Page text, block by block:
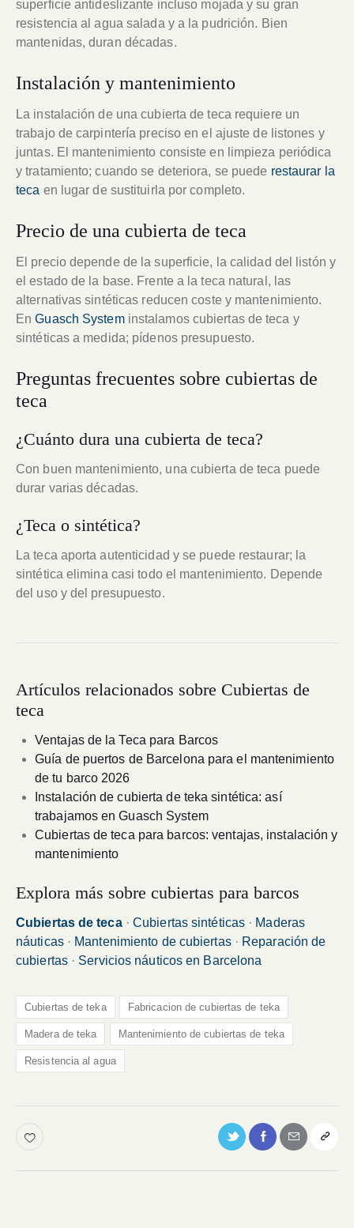
superficie antideslizante incluso mojada y su gran
resistencia al agua salada y a la pudrición. Bien
mantenidas, duran décadas.
Instalación y mantenimiento
La instalación de una cubierta de teca requiere un
trabajo de carpintería preciso en el ajuste de listones y
juntas. El mantenimiento consiste en limpieza periódica
y tratamiento; cuando se deteriora, se puede restaurar la
teca en lugar de sustituirla por completo.
Precio de una cubierta de teca
El precio depende de la superficie, la calidad del listón y
el estado de la base. Frente a la teca natural, las
alternativas sintéticas reducen coste y mantenimiento.
EnGuasch Systeminstalamos cubiertas de teca y
sintéticas a medida; pídenos presupuesto.
Preguntas frecuentes sobre cubiertas de
teca
¿Cuánto dura una cubierta de teca?
Con buen mantenimiento, una cubierta de teca puede
durar varias décadas.
¿Teca o sintética?
La teca aporta autenticidad y se puede restaurar; la
sintética elimina casi todo el mantenimiento. Depende
del uso y del presupuesto.
Artículos relacionados sobre Cubiertas de
teca
Ventajas de la Teca para Barcos
Guía de puertos de Barcelona para el mantenimiento
de tu barco 2026
Instalación de cubierta de teka sintética: así
trabajamos en Guasch System
Cubiertas de teca para barcos: ventajas, instalación y
mantenimiento
Explora más sobre cubiertas para barcos
Cubiertas de teca·Cubiertas sintéticas · Maderas
náuticas· Mantenimiento de cubiertas· Reparación de
cubiertas· Servicios náuticos en Barcelona
Cubiertas de teka Fabricacion de cubiertas de teka
Madera de teka Mantenimiento de cubiertas de teka
Resistencia al agua